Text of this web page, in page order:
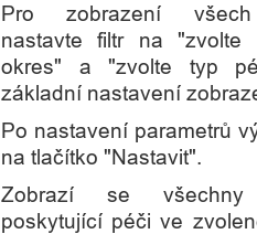
Pro zobrazení
nastavte filtr na "zvolte
okres" a "zvolte typ
základní nastavení
Po nastavení parametrů
na tlačítko "Nastavit".
Zobrazí se všechny
poskytující péči ve